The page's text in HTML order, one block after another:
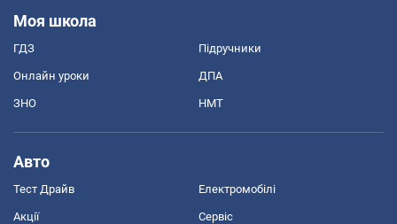
Моя школа
ГДЗ Підручники
Онлайн уроки ДПА
ЗНО НМТ
Авто
Тест Драйв Електромобілі
Акції Сервіс